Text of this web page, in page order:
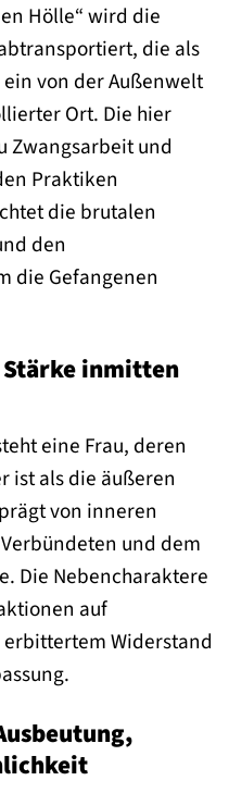
Hölle“ wird die
die als
von der Außenwelt
Ort. Die hier
Zwangsarbeit und
Praktiken
die brutalen
den
die Gefangenen
inmitten
eine Frau, deren
ist als die äußeren
von inneren
und dem
Die Nebencharaktere
auf
Widerstand